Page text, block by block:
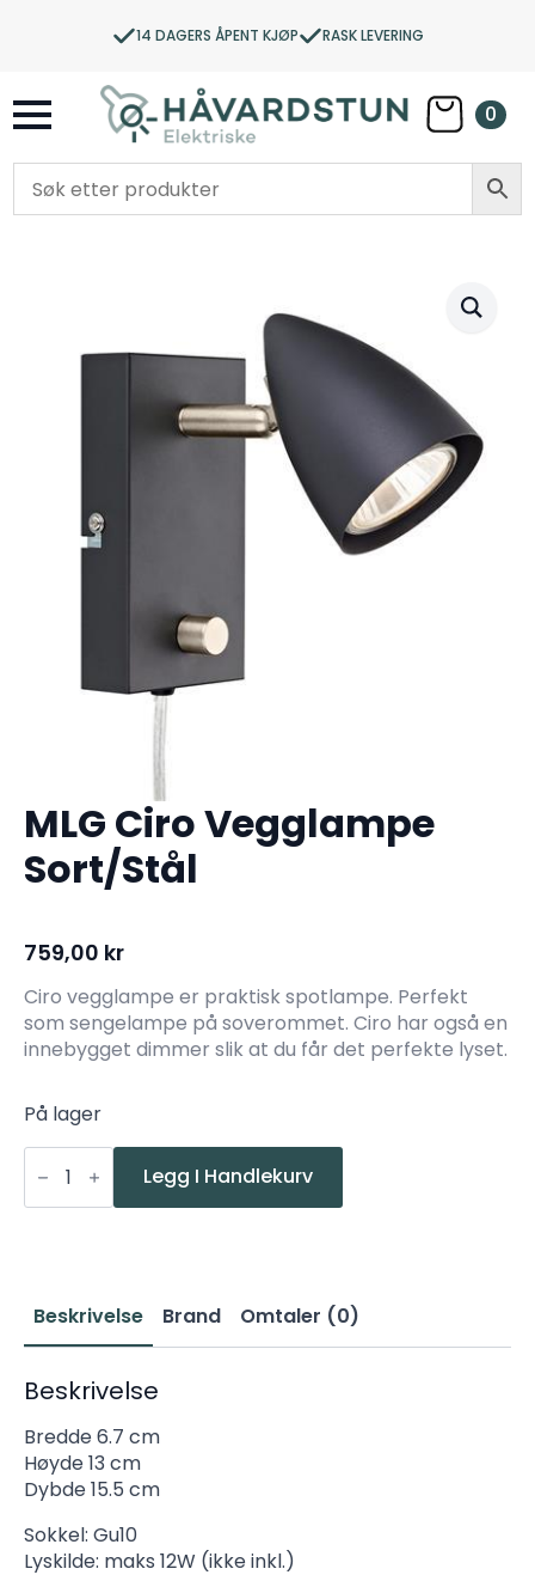
14 DAGERS ÅPENT KJØP RASK LEVERING
0
MLG Ciro Vegglampe
Sort/Stål
759,00 kr
Ciro vegglampe er praktisk spotlampe. Perfekt
som sengelampe på soverommet. Ciro har også en
innebygget dimmer slik at du får det perfekte lyset.
På lager
MLG
Ciro
Vegglampe
Sort/Stål
Legg I Handlekurv
Beskrivelse Brand Omtaler (0)
Beskrivelse
Bredde 6.7 cm
Høyde 13 cm
Dybde 15.5 cm
Sokkel: Gu10
Lyskilde: maks 12W (ikke inkl.)